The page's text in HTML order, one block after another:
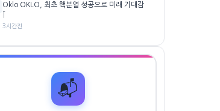
Oklo OKLO, 최초 핵분열 성공으로 미래 기대감
↑
3시간전
📬